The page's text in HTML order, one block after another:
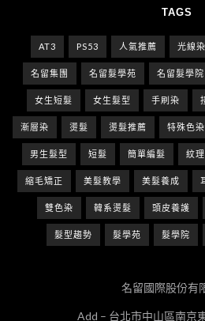
TAGS
AT3 PS53 人氣推薦 光線染
名留集團 名留髮學苑 名留髮學院
女生短髮 女生髮型 手刷染
漸層染 燙髮 燙髮推薦 特殊色
男生髮型 短髮 簡單編髮 紋
縮毛矯正 美髮教學 美髮養成
雙色染 韓系燙髮 頭皮養護
髮型趨勢 髮學苑 髮學院
名留國際股份有
Add – 台北市中山區南京